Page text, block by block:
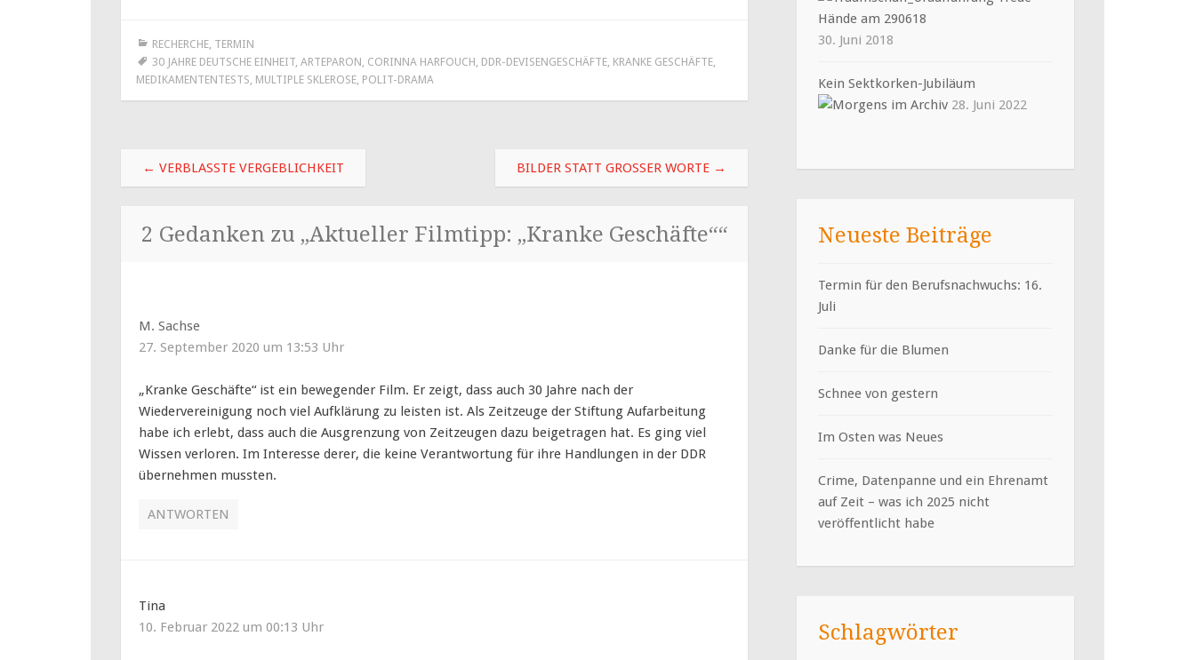
RECHERCHE, TERMIN
30 JAHRE DEUTSCHE EINHEIT, ARTEPARON CORINNA HARFOUCH DDR-DEVISENGESCHÄFTE, KRANKE GESCHÄFTE,
MEDIKAMENTENTESTS MULTIPLE SKLEROSE, POLIT-DRAMA
Beitragsnavigation
← VERBLASSTE VERGEBLICHKEIT BILDER STATT GROSSER WORTE →
2 Gedanken zu „Aktueller Filmtipp: „Kranke Geschäfte““
M. Sachse
27. September 2020 um 13:53 Uhr
„Kranke Geschäfte“ ist ein bewegender Film. Er zeigt, dass auch 30 Jahre nach der
Wiedervereinigung noch viel Aufklärung zu leisten ist. Als Zeitzeuge der Stiftung Aufarbeitung
habe ich erlebt, dass auch die Ausgrenzung von Zeitzeugen dazu beigetragen hat. Es ging viel
Wissen verloren. Im Interesse derer, die keine Verantwortung für ihre Handlungen in der DDR
übernehmen mussten.
ANTWORTEN
Tina
10. Februar 2022 um 00:13 Uhr
30. Juni 2018
Kein Sektkorken-Jubiläum
28. Juni 2022
Neueste Beiträge
Termin für den Berufsnachwuchs: 16.
Juli
Danke für die Blumen
Schnee von gestern
Im Osten was Neues
Crime, Datenpanne und ein Ehrenamt
auf Zeit – was ich 2025 nicht
veröffentlicht habe
Schlagwörter